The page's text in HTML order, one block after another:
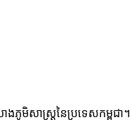
ងភូមិសាស្ត្រនៃប្រទេសកម្ពុជា។